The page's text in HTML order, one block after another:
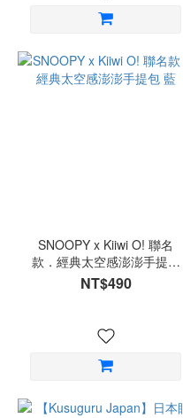
SNOOPY x Kiiwi O! 聯名
款．經典太空感澎澎手提包
藍
NT$490